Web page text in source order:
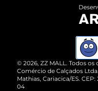
ZZ MALL é confiável
Cartão Presente
Vendas Corporativas
Devolução do
Compre pelo
© 2026, ZZ MALL. Todos
Comércio de Calçados
Mathias, Cariacica/ES.
04